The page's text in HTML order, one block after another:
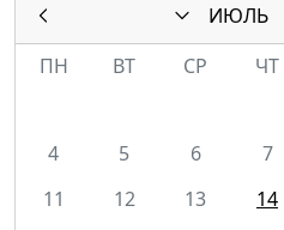
ИЮЛЬ
ПН
ВТ СР ЧТ
4
5 6 7
11
12 13 14